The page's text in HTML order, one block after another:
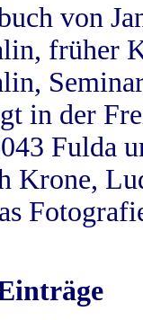
von
früher
in der
Fulda
Krone,